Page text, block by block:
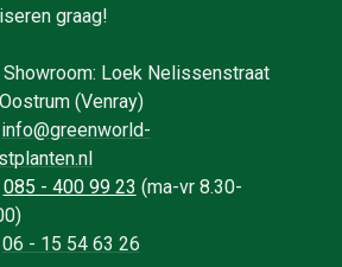
graag!
Showroom: Loek Nelissenstraat
(Venray)
info@greenworld-
085 - 400 99 23 (ma-vr 8.30-
06 - 15 54 63 26